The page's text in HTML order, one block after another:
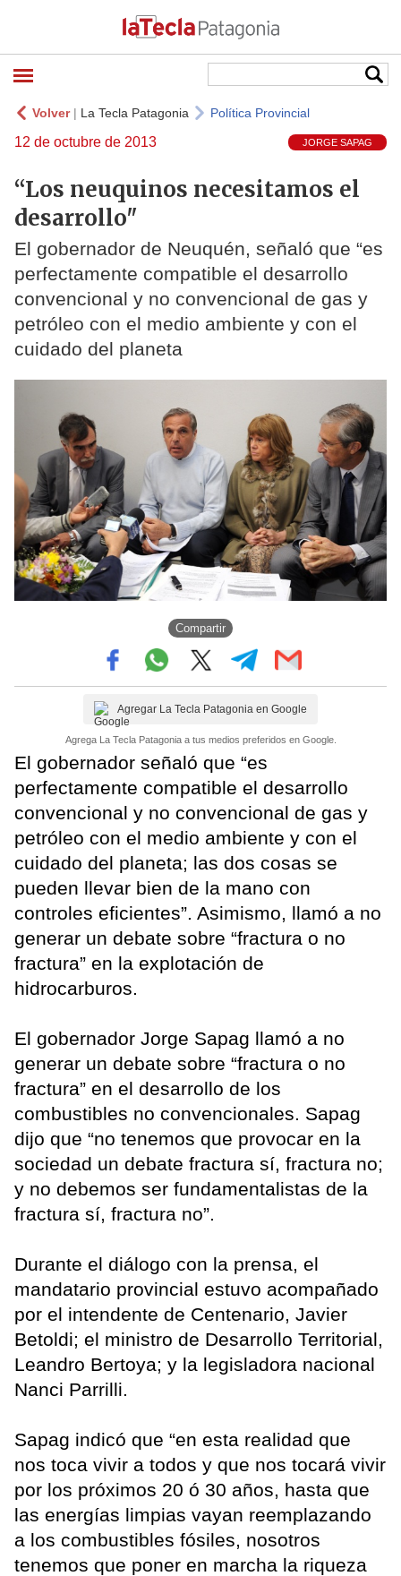
Volver| La Tecla Patagonia Política Provincial
12 de octubre de 2013 JORGE SAPAG
“Los neuquinos necesitamos el
desarrollo"
El gobernador de Neuquén, señaló que “es
perfectamente compatible el desarrollo
convencional y no convencional de gas y
petróleo con el medio ambiente y con el
cuidado del planeta
Compartir
Agregar La Tecla Patagonia en Google
Agrega La Tecla Patagonia a tus medios preferidos en Google.
El gobernador señaló que “es
perfectamente compatible el desarrollo
convencional y no convencional de gas y
petróleo con el medio ambiente y con el
cuidado del planeta; las dos cosas se
pueden llevar bien de la mano con
controles eficientes”. Asimismo, llamó a no
generar un debate sobre “fractura o no
fractura” en la explotación de
hidrocarburos.
El gobernador Jorge Sapag llamó a no
generar un debate sobre “fractura o no
fractura” en el desarrollo de los
combustibles no convencionales. Sapag
dijo que “no tenemos que provocar en la
sociedad un debate fractura sí, fractura no;
y no debemos ser fundamentalistas de la
fractura sí, fractura no”.
Durante el diálogo con la prensa, el
mandatario provincial estuvo acompañado
por el intendente de Centenario, Javier
Betoldi; el ministro de Desarrollo Territorial,
Leandro Bertoya; y la legisladora nacional
Nanci Parrilli.
Sapag indicó que “en esta realidad que
nos toca vivir a todos y que nos tocará vivir
por los próximos 20 ó 30 años, hasta que
las energías limpias vayan reemplazando
a los combustibles fósiles, nosotros
tenemos que poner en marcha la riqueza